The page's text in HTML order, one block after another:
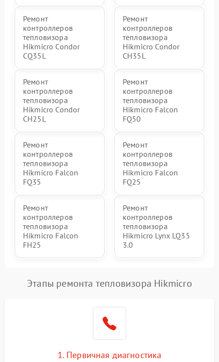
Ремонт
контроллеров
тепловизора
Hikmicro Condor
CQ35L
Ремонт
контроллеров
тепловизора
Hikmicro Condor
CH35L
Ремонт
контроллеров
тепловизора
Hikmicro Condor
CH25L
Ремонт
контроллеров
тепловизора
Hikmicro Falcon
FQ50
Ремонт
контроллеров
тепловизора
Hikmicro Falcon
FQ35
Ремонт
контроллеров
тепловизора
Hikmicro Falcon
FQ25
Ремонт
контроллеров
тепловизора
Hikmicro Falcon
FH25
Ремонт
контроллеров
тепловизора
Hikmicro Lynx LQ35
3.0
Этапы ремонта тепловизора Hikmicro
1. Первичная диагностика